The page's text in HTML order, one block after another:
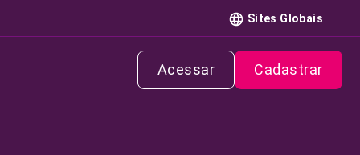
Sites Globais
Acessar Cadastrar